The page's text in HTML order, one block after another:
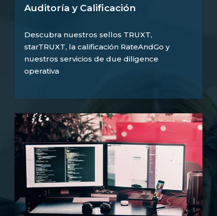
Auditoría y Calificación
Descubra nuestros sellos TRUXT,
starTRUXT, la calificación RateAndGo y
nuestros servicios de due diligence
operativa